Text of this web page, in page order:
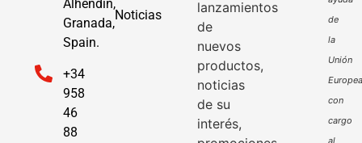
Alhendín,
Granada,
Spain.
+34
958
46
88
Noticias
lanzamientos
de
nuevos
productos,
noticias
de su
interés,
de
la
Unión
Europea
con
cargo
al